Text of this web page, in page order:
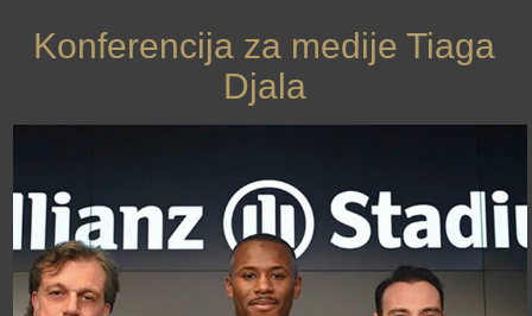
Konferencija za medije Tiaga
Djala